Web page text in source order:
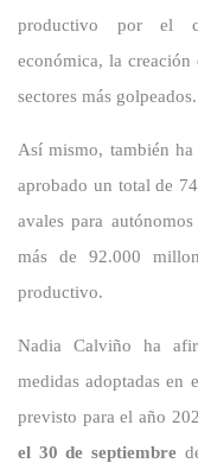
productivo por el
económica, la
sectores más golpeados.
Así mismo, también
aprobado un total de
avales para
más de 92.000
productivo.
Nadia Calviño ha
medidas adoptadas en
previsto para el año
el 30 de septiembre